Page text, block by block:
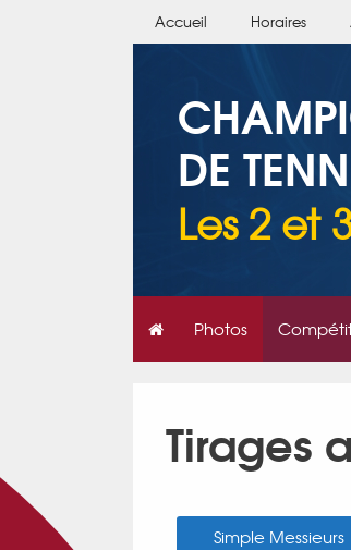
Accueil Horaires
DE
Les 2 et
Photos
Tirages
Simple Messieurs